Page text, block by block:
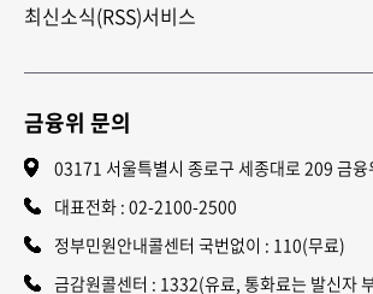
최신소식(RSS)서비스
금융위 문의
03171 서울특별시 종로구 세종대로 209 금융
대표전화 : 02-2100-2500
정부민원안내콜센터 국번없이 : 110(무료)
금감원콜센터 : 1332(유료, 통화료는 발신자